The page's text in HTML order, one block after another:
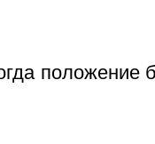
положение